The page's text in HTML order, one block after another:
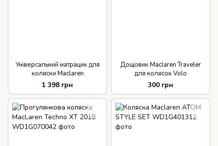
Універсальний матрацик для
коляски Maclaren
1 398 грн
Дощовик Maclaren Traveler
для колясок Volo
300 грн